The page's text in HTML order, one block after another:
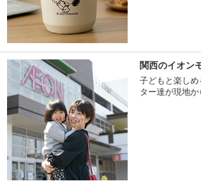
関西のイオン
子どもと楽し
ター達が現地か